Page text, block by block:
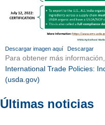
Descargar imagen aquí Descargar
Para obtener más
International Trade Policies:
(usda.gov)
Últimas noticias